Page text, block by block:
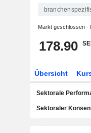
Markt geschlossen -
178.90
Übersicht
Sektorale
Sektoraler